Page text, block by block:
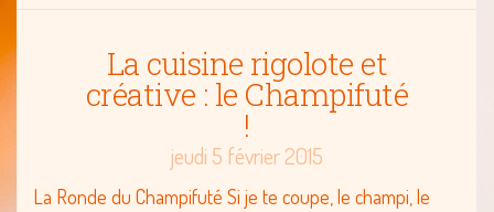
La cuisine rigolote et
créative : le Champifuté
!
jeudi 5 février 2015
La Ronde du Champifuté Si je te coupe, le champi, le